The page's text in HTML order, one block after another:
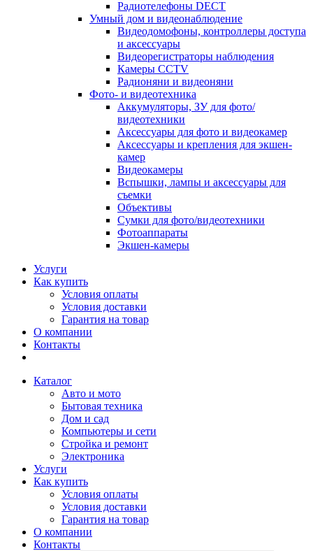
Радиотелефоны DECT
Умный дом и видеонаблюдение
Видеодомофоны, контроллеры доступа
и аксессуары
Видеорегистраторы наблюдения
Камеры CCTV
Радионяни и видеоняни
Фото- и видеотехника
Аккумуляторы, ЗУ для фото/
видеотехники
Аксессуары для фото и видеокамер
Аксессуары и крепления для экшен-
камер
Видеокамеры
Вспышки, лампы и аксессуары для
съемки
Объективы
Сумки для фото/видеотехники
Фотоаппараты
Экшен-камеры
Услуги
Как купить
Условия оплаты
Условия доставки
Гарантия на товар
О компании
Контакты
Каталог
Авто и мото
Бытовая техника
Дом и сад
Компьютеры и сети
Стройка и ремонт
Электроника
Услуги
Как купить
Условия оплаты
Условия доставки
Гарантия на товар
О компании
Контакты